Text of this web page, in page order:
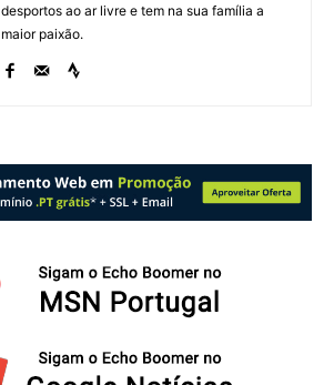
desportos ao ar livre e tem na sua família a
maior paixão.